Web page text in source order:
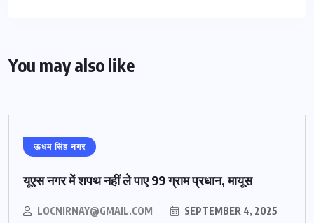
You may also like
ऊधम सिंह नगर
यूएस नगर में शपथ नहीं ले पाए 99 ग्राम प्रधान, मायूस
LOCNIRNAY@GMAIL.COM SEPTEMBER 4, 2025